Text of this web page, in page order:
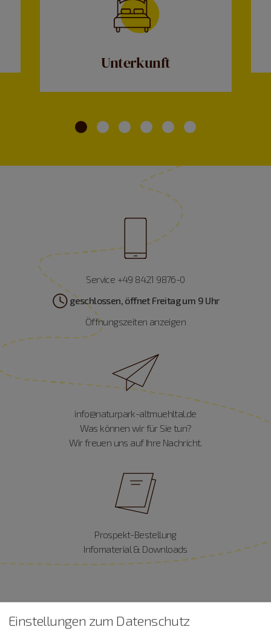
Unterkunft
Service +49 8421 9876-0
geschlossen, öffnet Freitag um 9 Uhr
Öffnungszeiten anzeigen
info@naturpark-altmuehltal.de
Was können wir für Sie tun?
Wir freuen uns auf Ihre Nachricht.
Prospekt-Bestellung
Infomaterial & Downloads
Einstellungen zum Datenschutz